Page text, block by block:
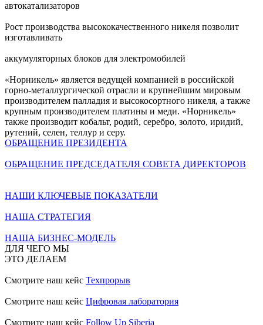
автокатализаторов
Рост производства высококачественного никеля позволит
изготавливать
аккумуляторных блоков для электромобилей
«Норникель» является ведущей компанией в российской
горно-металлургической отрасли и крупнейшим мировым
производителем палладия и высокосортного никеля, а также
крупным производителем платины и меди. «Норникель»
также производит кобальт, родий, серебро, золото, иридий,
рутений, селен, теллур и серу.
ОБРАЩЕНИЕ ПРЕЗИДЕНТА
ОБРАЩЕНИЕ ПРЕДСЕДАТЕЛЯ СОВЕТА ДИРЕКТОРОВ
НАШИ КЛЮЧЕВЫЕ ПОКАЗАТЕЛИ
НАША СТРАТЕГИЯ
НАША БИЗНЕС-МОДЕЛЬ
ДЛЯ ЧЕГО МЫ
ЭТО ДЕЛАЕМ
Смотрите наш кейс Техпрорыв
Смотрите наш кейс Цифровая лаборатория
Смотрите наш кейс Follow Up Siberia